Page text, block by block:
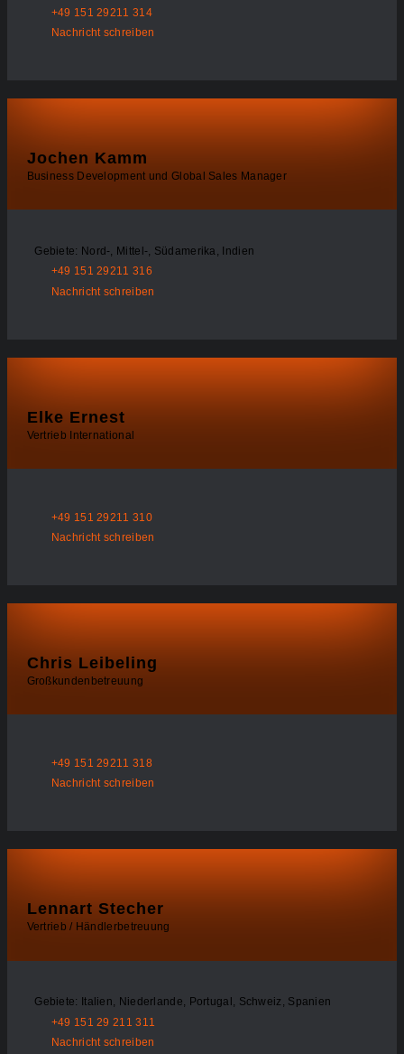
+49 151 29211 314
Nachricht schreiben
Jochen Kamm
Business Development und Global Sales Manager
Gebiete: Nord-, Mittel-, Südamerika, Indien
+49 151 29211 316
Nachricht schreiben
Elke Ernest
Vertrieb International
+49 151 29211 310
Nachricht schreiben
Chris Leibeling
Großkundenbetreuung
+49 151 29211 318
Nachricht schreiben
Lennart Stecher
Vertrieb / Händlerbetreuung
Gebiete: Italien, Niederlande, Portugal, Schweiz, Spanien
+49 151 29 211 311
Nachricht schreiben